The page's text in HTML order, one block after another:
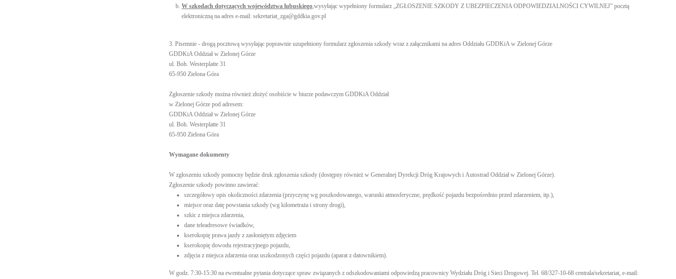
W szkodach dotyczących województwa lubuskiego,wysyłając wypełniony formularz „ZGŁOSZENIE SZKODY Z UBEZPIECZENIA ODPOWIEDZIALNOŚCI CYWILNEJ” pocztą
elektroniczną na adres e-mail: sekretariat_zga@gddkia.gov.pl
3. Pisemnie - drogą pocztową wysyłając poprawnie uzupełniony formularz zgłoszenia szkody wraz z załącznikami na adres Oddziału GDDKiA w Zielonej Górze
GDDKiA Oddział w Zielonej Górze
ul. Boh. Westerplatte 31
65-950 Zielona Góra
Zgłoszenie szkody można również złożyć osobiście w biurze podawczym GDDKiA Oddział
w Zielonej Górze pod adresem:
GDDKiA Oddział w Zielonej Górze
ul. Boh. Westerplatte 31
65-950 Zielona Góra
Wymagane dokumenty
W zgłoszeniu szkody pomocny będzie druk zgłoszenia szkody (dostępny również w Generalnej Dyrekcji Dróg Krajowych i Autostrad Oddział w Zielonej Górze).
Zgłoszenie szkody powinno zawierać:
szczegółowy opis okoliczności zdarzenia (przyczynę wg poszkodowanego, warunki atmosferyczne, prędkość pojazdu bezpośrednio przed zdarzeniem, itp.),
miejsce oraz datę powstania szkody (wg kilometraża i strony drogi),
szkic z miejsca zdarzenia,
dane teleadresowe świadków,
kserokopię prawa jazdy z zasłoniętym zdjęciem
kserokopię dowodu rejestracyjnego pojazdu,
zdjęcia z miejsca zdarzenia oraz uszkodzonych części pojazdu (aparat z datownikiem).
W godz. 7:30-15:30 na ewentualne pytania dotyczące spraw związanych z odszkodowaniami odpowiedzą pracownicy Wydziału Dróg i Sieci Drogowej. Tel. 68/327-10-68 centrala/sekretariat, e-mail: